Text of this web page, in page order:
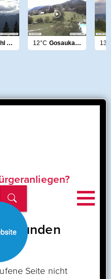
Bad Ischl Dachstein 12°C Gosaukamm